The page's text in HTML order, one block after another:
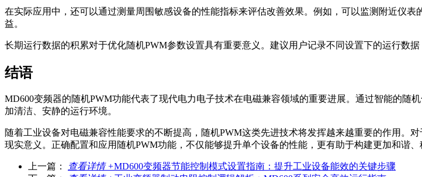
在实际应用中，还可以通过测量周围敏感设备的性能指标来评估改善效果。例如，可以监测附近仪
益。
长期运行数据的积累对于优化随机PWM参数设置具有重要意义。建议用户记录不同设置下的运行数据
结语
MD600变频器的随机PWM功能代表了现代电力电子技术在电磁兼容领域的重要进展。通过智能的
加清洁、安静的运行环境。
随着工业设备对电磁兼容性能要求的不断提高，随机PWM这类先进技术将发挥越来越重要的作用。
现实意义。正确配置和应用随机PWM功能，不仅能够提升单个设备的性能，更有助于构建更加和谐、
上一篇： 查看详情 +MD600变频器节能控制模式设置指南：提升工业设备能效的关键步骤